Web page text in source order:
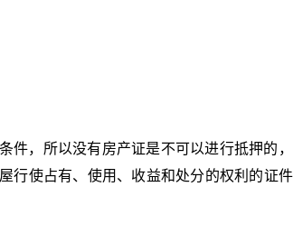
件，所以没有房产证是不可以进行抵押的
行使占有、使用、收益和处分的权利的证